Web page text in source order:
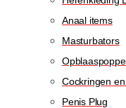
Anaal items
Masturbators
Cockringen
Penis Plug